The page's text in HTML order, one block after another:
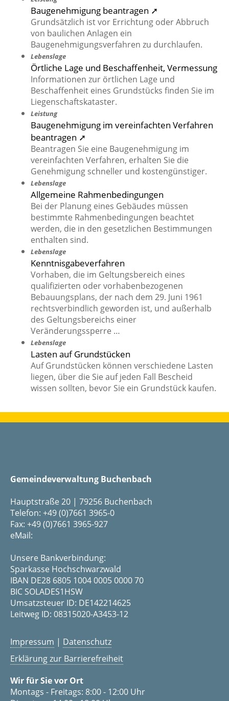
Baugenehmigung beantragen ➚
Grundsätzlich ist vor Errichtung oder Abbruch
von baulichen Anlagen ein
Baugenehmigungsverfahren zu durchlaufen.
Lebenslage
Örtliche Lage und Beschaffenheit, Vermessung
Informationen zur örtlichen Lage und
Beschaffenheit eines Grundstücks finden Sie im
Liegenschaftskataster.
Leistung
Baugenehmigung im vereinfachten Verfahren
beantragen ➚
Beantragen Sie eine Baugenehmigung im
vereinfachten Verfahren, erhalten Sie die
Genehmigung schneller und kostengünstiger.
Lebenslage
Allgemeine Rahmenbedingungen
Bei der Planung eines Gebäudes müssen
bestimmte Rahmenbedingungen beachtet
werden, die in den gesetzlichen Bestimmungen
enthalten sind.
Lebenslage
Kenntnisgabeverfahren
Vorhaben, die im Geltungsbereich eines
qualifizierten oder vorhabenbezogenen
Bebauungsplans, der nach dem 29. Juni 1961
rechtsverbindlich geworden ist, und außerhalb
des Geltungsbereichs einer
Veränderungssperre …
Lebenslage
Lasten auf Grundstücken
Auf Grundstücken können verschiedene Lasten
liegen, über die Sie auf jeden Fall Bescheid
wissen sollten, bevor Sie ein Grundstück kaufen.
Gemeindeverwaltung Buchenbach
Hauptstraße 20 | 79256 Buchenbach
Telefon: +49 (0)7661 3965-0
Fax: +49 (0)7661 3965-927
eMail:
Unsere Bankverbindung:
Sparkasse Hochschwarzwald
IBAN DE28 6805 1004 0005 0000 70
BIC SOLADES1HSW
Umsatzsteuer ID: DE142214625
Leitweg ID: 08315020-A3453-12
Impressum | Datenschutz
Erklärung zur Barrierefreiheit
Wir für Sie vor Ort
Montags - Freitags: 8:00 - 12:00 Uhr